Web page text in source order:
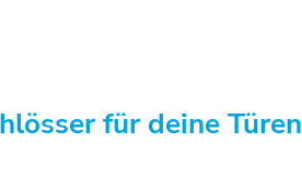
für deine Türen